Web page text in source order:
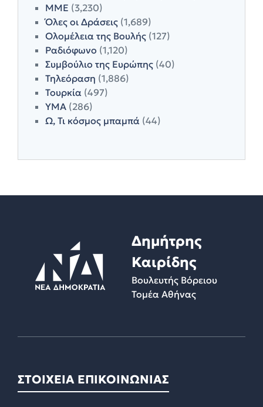
ΜΜΕ (3,230)
Όλες οι Δράσεις (1,689)
Ολομέλεια της Βουλής (127)
Ραδιόφωνο (1,120)
Συμβούλιο της Ευρώπης (40)
Τηλεόραση (1,886)
Τουρκία (497)
ΥΜΑ (286)
Ω, Τι κόσμος μπαμπά (44)
Δημήτρης
Καιρίδης
Βουλευτής Βόρειου
Τομέα Αθήνας
ΣΤΟΙΧΕΙΑ ΕΠΙΚΟΙΝΩΝΙΑΣ